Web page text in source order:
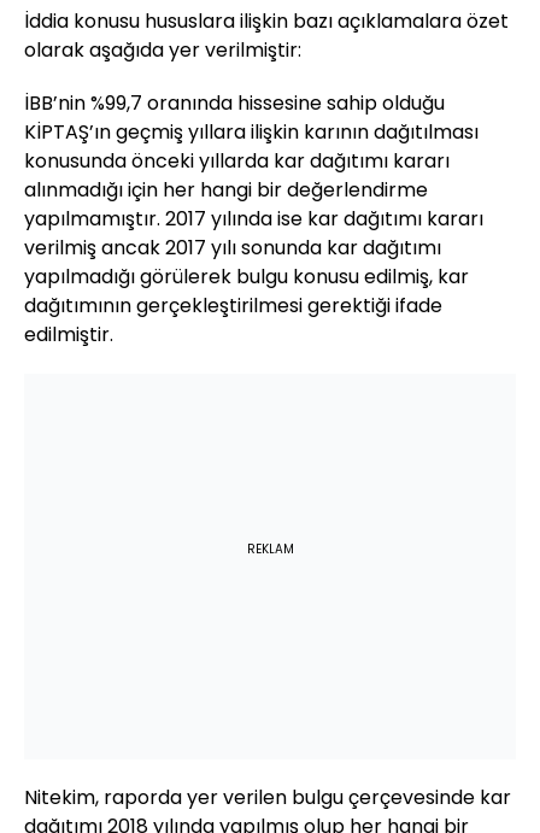
İddia konusu hususlara ilişkin bazı açıklamalara özet
olarak aşağıda yer verilmiştir:
İBB’nin %99,7 oranında hissesine sahip olduğu
KİPTAŞ’ın geçmiş yıllara ilişkin karının dağıtılması
konusunda önceki yıllarda kar dağıtımı kararı
alınmadığı için her hangi bir değerlendirme
yapılmamıştır. 2017 yılında ise kar dağıtımı kararı
verilmiş ancak 2017 yılı sonunda kar dağıtımı
yapılmadığı görülerek bulgu konusu edilmiş, kar
dağıtımının gerçekleştirilmesi gerektiği ifade
edilmiştir.
REKLAM
Nitekim, raporda yer verilen bulgu çerçevesinde kar
dağıtımı 2018 yılında yapılmış olup her hangi bir